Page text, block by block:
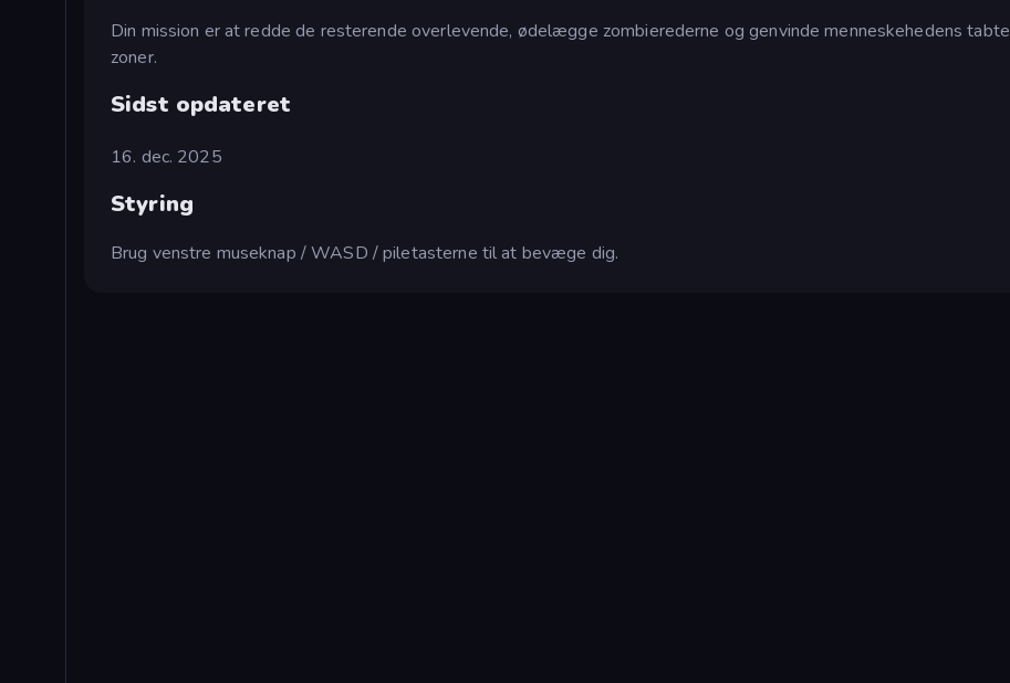
Din mission er at redde de resterende overlevende, ødelægge zombierederne og genvinde menneskehedens tabte
zoner.
Sidst opdateret
16. dec. 2025
Styring
Brug venstre museknap / WASD / piletasterne til at bevæge dig.